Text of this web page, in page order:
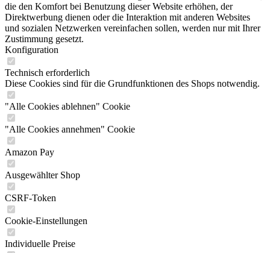
die den Komfort bei Benutzung dieser Website erhöhen, der
Direktwerbung dienen oder die Interaktion mit anderen Websites
und sozialen Netzwerken vereinfachen sollen, werden nur mit Ihrer
Zustimmung gesetzt.
Konfiguration
Technisch erforderlich
Diese Cookies sind für die Grundfunktionen des Shops notwendig.
"Alle Cookies ablehnen" Cookie
"Alle Cookies annehmen" Cookie
Amazon Pay
Ausgewählter Shop
CSRF-Token
Cookie-Einstellungen
Individuelle Preise